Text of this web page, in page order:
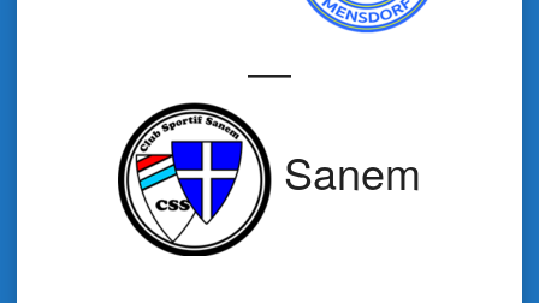
—
Sanem